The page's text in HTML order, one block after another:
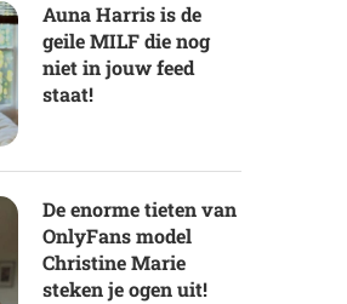
Auna Harris is de
geile MILF die nog
niet in jouw feed
staat!
De enorme tieten van
OnlyFans model
Christine Marie
steken je ogen uit!